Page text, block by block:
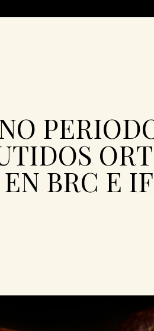
BRC E